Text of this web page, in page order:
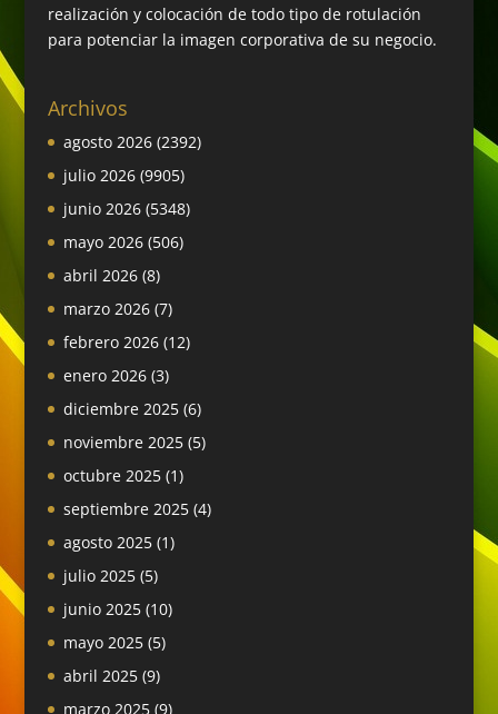
realización y colocación de todo tipo de rotulación
para potenciar la imagen corporativa de su negocio.
Archivos
agosto 2026(2392)
julio 2026(9905)
junio 2026(5348)
mayo 2026(506)
abril 2026(8)
marzo 2026(7)
febrero 2026(12)
enero 2026(3)
diciembre 2025(6)
noviembre 2025(5)
octubre 2025(1)
septiembre 2025(4)
agosto 2025(1)
julio 2025(5)
junio 2025(10)
mayo 2025(5)
abril 2025(9)
marzo 2025(9)